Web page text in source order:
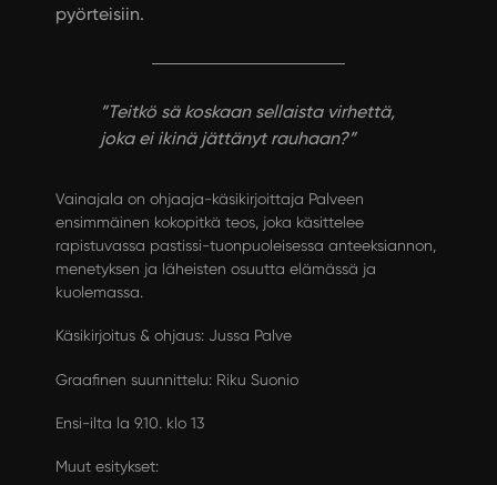
pyörteisiin.
”Teitkö sä koskaan sellaista virhettä,
joka ei ikinä jättänyt rauhaan?”
Vainajala on ohjaaja-käsikirjoittaja Palveen
ensimmäinen kokopitkä teos, joka käsittelee
rapistuvassa pastissi-tuonpuoleisessa anteeksiannon,
menetyksen ja läheisten osuutta elämässä ja
kuolemassa.
Käsikirjoitus & ohjaus: Jussa Palve
Graafinen suunnittelu: Riku Suonio
Ensi-ilta la 9.10. klo 13
Muut esitykset: